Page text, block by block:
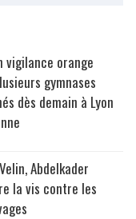
vigilance orange
gymnases
dès demain à Lyon
Abdelkader
la vis contre les